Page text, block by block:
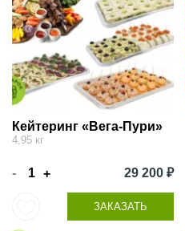
Кейтеринг «Вега-Пури»
4,95 кг
- + 29 200 ₽
ЗАКАЗАТЬ